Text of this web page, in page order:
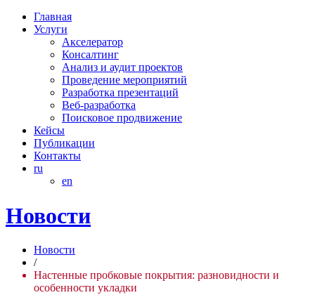
Главная
Услуги
Акселератор
Консалтинг
Анализ и аудит проектов
Проведение мероприятий
Разработка презентаций
Веб-разработка
Поисковое продвижение
Кейсы
Публикации
Контакты
ru
en
Новости
Новости
/
Настенные пробковые покрытия: разновидности и
особенности укладки